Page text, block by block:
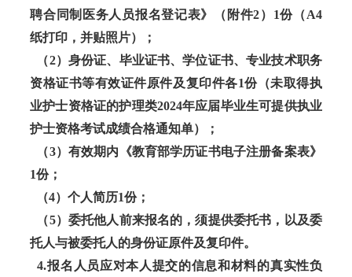
聘合同制医务人员报名登记表》（附件2）1份（A4
纸打印，并贴照片）；
（2）身份证、毕业证书、学位证书、专业技术职务
资格证书等有效证件原件及复印件各1份（未取得执
业护士资格证的护理类2024年应届毕业生可提供执业
护士资格考试成绩合格通知单）；
（3）有效期内《教育部学历证书电子注册备案表》
1份；
（4）个人简历1份；
（5）委托他人前来报名的，须提供委托书，以及委
托人与被委托人的身份证原件及复印件。
4.报名人员应对本人提交的信息和材料的真实性负